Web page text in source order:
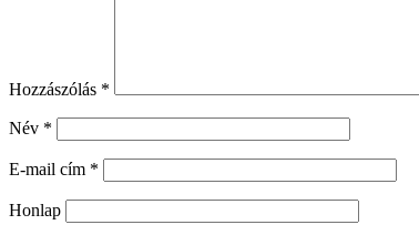
Hozzászólás *
Név *
E-mail cím *
Honlap